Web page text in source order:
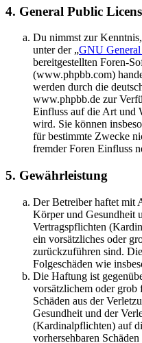
4. General Public
Du nimmst zur
unter der „GNU
bereitgestellten Foren-
(www.phpbb.com)
werden durch die
www.phpbb.de zur
Einfluss auf die Art und
wird. Sie können
für bestimmte Zwecke
fremder Foren Einfluss
5. Gewährleistung
Der Betreiber haftet mit
Körper und Gesundheit
Vertragspflichten
ein vorsätzliches oder
zurückzuführen sind.
Folgeschäden wie
Die Haftung ist
vorsätzlichem oder grob
Schäden aus der
Gesundheit und der
(Kardinalpflichten) auf
vorhersehbaren